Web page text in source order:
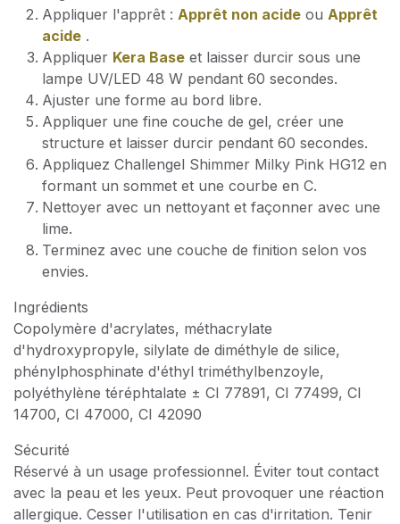
Appliquer l'apprêt : Apprêt non acide ou Apprêt
acide .
Appliquer Kera Base et laisser durcir sous une
lampe UV/LED 48 W pendant 60 secondes.
Ajuster une forme au bord libre.
Appliquer une fine couche de gel, créer une
structure et laisser durcir pendant 60 secondes.
Appliquez Challengel Shimmer Milky Pink HG12 en
formant un sommet et une courbe en C.
Nettoyer avec un nettoyant et façonner avec une
lime.
Terminez avec une couche de finition selon vos
envies.
Ingrédients
Copolymère d'acrylates, méthacrylate
d'hydroxypropyle, silylate de diméthyle de silice,
phénylphosphinate d'éthyl triméthylbenzoyle,
polyéthylène téréphtalate ± CI 77891, CI 77499, CI
14700, CI 47000, CI 42090
Sécurité
Réservé à un usage professionnel. Éviter tout contact
avec la peau et les yeux. Peut provoquer une réaction
allergique. Cesser l'utilisation en cas d'irritation. Tenir